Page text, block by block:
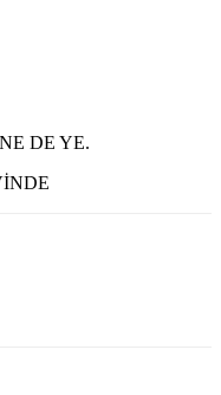
DE YE.